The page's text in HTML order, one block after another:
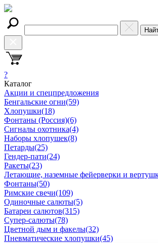
?
Каталог
Акции и спецпредложения
Бенгальские огни(59)
Хлопушки(18)
Фонтаны (Россия)(6)
Сигналы охотника(4)
Наборы хлопушек(8)
Петарды(25)
Гендер-пати(24)
Ракеты(23)
Летающие, наземные фейерверки и
Фонтаны(50)
Римские свечи(109)
Одиночные салюты(5)
Батареи салютов(315)
Супер-салюты(78)
Цветной дым и факелы(32)
Пневматические хлопушки(45)